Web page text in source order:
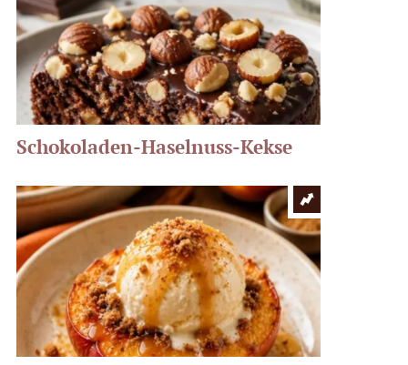
Schokoladen-Haselnuss-Kekse